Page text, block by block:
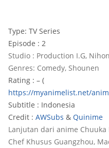
Type: TV Series
Episode : 2
Studio : Production I.G,
Genres: Comedy, Shounen
Rating : – (
https://myanimelist.net/
Subtitle : Indonesia
Credit : AWSubs & Quinime
Lanjutan dari anime
Chef Khusus Guangzhou,